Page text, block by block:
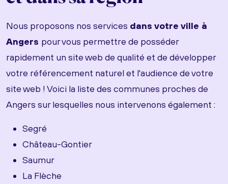
Nous proposons nos services dans votre ville à
Angers pour vous permettre de posséder
rapidement un site web de qualité et de développer
votre référencement naturel et l'audience de votre
site web ! Voici la liste des communes proches de
Angers sur lesquelles nous intervenons également :
Segré
Château-Gontier
Saumur
La Flèche